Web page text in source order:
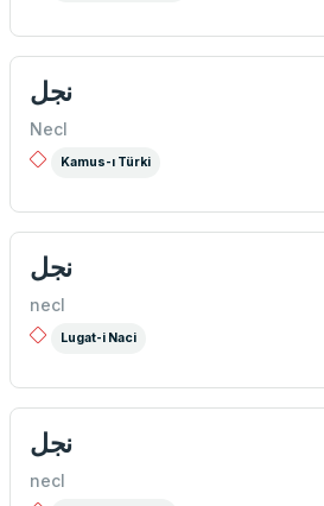
نجل
Necl
Kamus-ı Türki
نجل
necl
Lugat-i Naci
نجل
necl